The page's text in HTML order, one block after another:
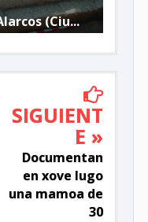
(Ciu...
SIGUIENT
E »
Documentan
en xove lugo
una mamoa de
30